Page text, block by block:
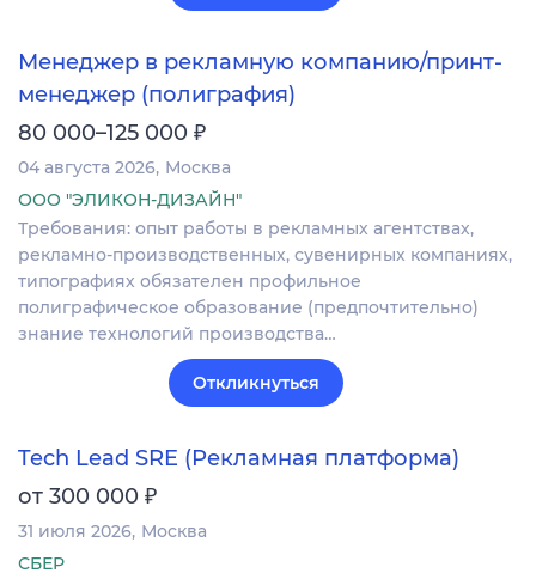
Менеджер в рекламную компанию/принт-
менеджер (полиграфия)
80 000–125 000 ₽
04 августа 2026 Москва
ООО "ЭЛИКОН-ДИЗАЙН"
Требования: опыт работы в рекламных агентствах,
рекламно-производственных, сувенирных компаниях,
типографиях обязателен профильное
полиграфическое образование (предпочтительно)
знание технологий производства…
Откликнуться
Tech Lead SRE (Рекламная платформа)
от 300 000 ₽
31 июля 2026 Москва
СБЕР